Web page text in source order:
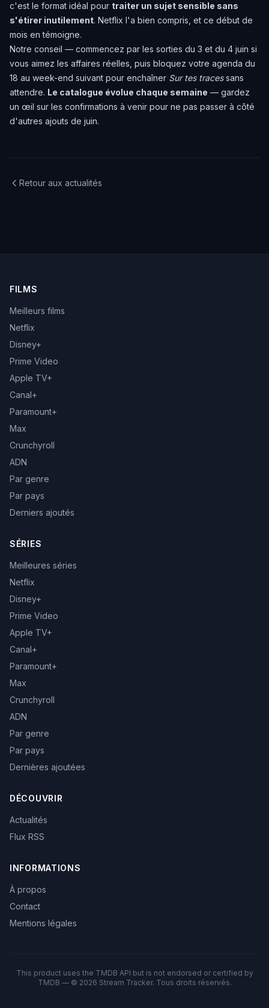
c'est le format idéal pour traiter un sujet sensible sans
s'étirer inutilement. Netflix l'a bien compris, et ce début de
mois en témoigne.
Notre conseil — commencez par les sorties du 3 et du 4 juin si
vous aimez les affaires réelles, puis bloquez votre agenda du
18 au week-end suivant pour enchaîner Sur tes tracessans
attendre. Le catalogue évolue chaque semaine — gardez
un œil sur les confirmations à venir pour ne pas passer à côté
d'autres ajouts de juin.
Retour aux actualités
FILMS
Meilleurs films
Netflix
Disney+
Prime Video
Apple TV+
Canal+
Paramount+
Max
Crunchyroll
ADN
Par genre
Par pays
Derniers ajoutés
SÉRIES
Meilleures séries
Netflix
Disney+
Prime Video
Apple TV+
Canal+
Paramount+
Max
Crunchyroll
ADN
Par genre
Par pays
Dernières ajoutées
DÉCOUVRIR
Actualités
Flux RSS
INFORMATIONS
À propos
Contact
Mentions légales
This product uses the TMDB API but is not endorsed or certified by
TMDB — © 2026 Stream Tracker. Tous droits réservés.